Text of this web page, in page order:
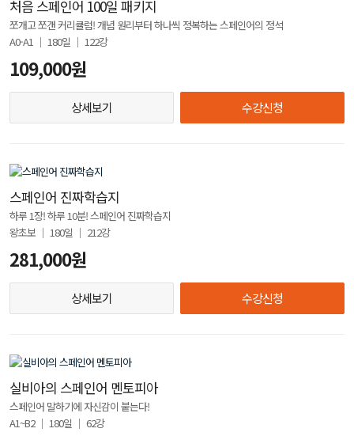
처음 스페인어 100일 패키지
쪼개고 쪼갠 커리큘럼! 개념 원리부터 하나씩 정복하는 스페인어의 정석
A0-A1 │ 180일 │ 122강
109,000원
상세보기 수강신청
스페인어 진짜학습지
하루 1장! 하루 10분! 스페인어 진짜학습지
왕초보 │ 180일 │ 212강
281,000원
상세보기 수강신청
실비아의 스페인어 멘토피아
스페인어 말하기에 자신감이 붙는다!
A1~B2 │ 180일 │ 62강